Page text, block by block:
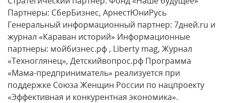
Партнеры: СберБизнес, АрнестЮниРусь
Генеральный информационный партнер: 7дней.ru и
журнал «Караван историй» Информационные
партнеры: мойбизнес.рф , Liberty mag, Журнал
«Техноглянец», Детскийвопрос.рф Программа
«Мама-предприниматель» реализуется при
поддержке Союза Женщин России по нацпроекту
«Эффективная и конкурентная экономика».